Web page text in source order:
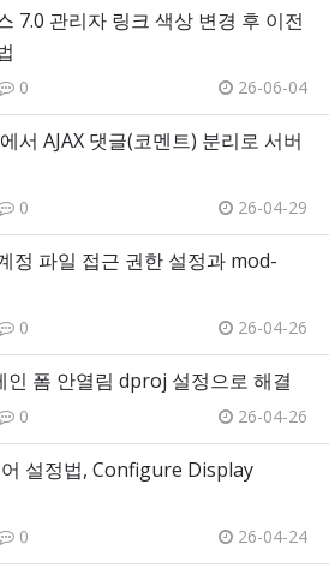
7.0 관리자 링크 색상 변경 후 이전
0 26-06-04
서 AJAX 댓글(코멘트) 분리로 서버
0 26-04-29
정 파일 접근 권한 설정과 mod-
0 26-04-26
인 폼 안열림 dproj 설정으로 해결
0 26-04-26
설정법, Configure Display
0 26-04-24